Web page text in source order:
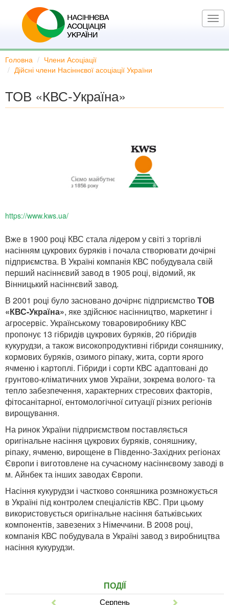
основного
Головна
Члени Асоціації
Дійсні члени Насіннєвої асоціації України
ТОВ «КВС-Україна»
https://www.kws.ua/
Вже в 1900 році КВС стала лідером у світі з торгівлі
насінням цукрових буряків і почала створювати дочірні
підприємства. В Україні компанія КВС побудувала свій
перший насіннєвий завод в 1905 році, відомий, як
Вінницький насіннєвий завод.
В 2001 році було засновано дочірнє підприємствоТОВ
«КВС-Україна», яке здійснює насінництво, маркетинг і
агросервіс. Українському товаровиробнику КВС
пропонує 13 гібридів цукрових буряків, 20 гібридів
кукурудзи, а також високопродуктивні гібриди соняшнику,
кормових буряків, озимого ріпаку, жита, сорти ярого
ячменю і картоплі. Гібриди і сорти КВС адаптовані до
грунтово-кліматичних умов України, зокрема волого- та
тепло забезпечення, характерних стресових факторів,
фітосанітарної, ентомологічної ситуації різних регіонів
вирощування.
На ринок України підприємством поставляється
оригінальне насіння цукрових буряків, соняшнику,
ріпаку, ячменю, вирощене в Південно-Західних регіонах
Європи і виготовлене на сучасному насіннєвому заводі в
м. Айнбек та інших заводах Європи.
Насіння кукурудзи і частково соняшника розмножується
в Україні під контролем спеціалістів КВС. При цьому
використовується оригінальне насіння батьківських
компонентів, завезених з Німеччини. В 2008 році,
компанія КВС побудувала в Україні завод з виробництва
насіння кукурудзи.
ПОДІЇ
Серпень